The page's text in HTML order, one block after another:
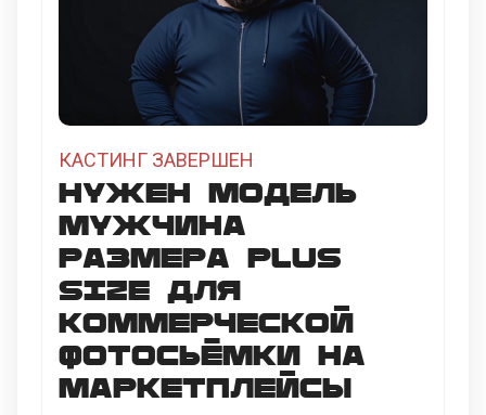
КАСТИНГ ЗАВЕРШЕН
Нужен модель
мужчина
размера plus
size для
коммерческой
фотосьёмки на
маркетплейсы